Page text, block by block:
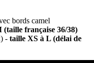
bords camel
(taille française 36/38)
- taille XS à L (délai de